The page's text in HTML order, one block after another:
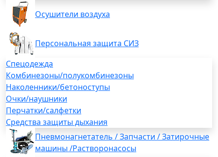
Осушители воздуха
Персональная защита СИЗ
Спецодежда
Комбинезоны/полукомбинезоны
Наколенники/бетоноступы
Очки/наушники
Перчатки/салфетки
Средства защиты дыхания
Пневмонагнетатель / Запчасти / Затирочные
машины /Растворонасосы